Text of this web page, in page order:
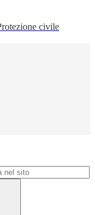
civile